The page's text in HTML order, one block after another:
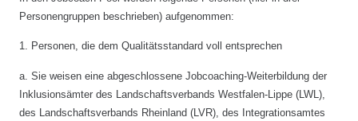
Personengruppen beschrieben) aufgenommen:
1. Personen, die dem Qualitätsstandard voll entsprechen
a. Sie weisen eine abgeschlossene Jobcoaching-Weiterbildung der
Inklusionsämter des Landschaftsverbands Westfalen-Lippe (LWL),
des Landschaftsverbands Rheinland (LVR), des Integrationsamtes